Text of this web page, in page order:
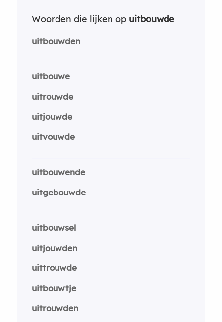
Woorden die lijken op uitbouwde
uitbouwden
uitbouwe
uitrouwde
uitjouwde
uitvouwde
uitbouwende
uitgebouwde
uitbouwsel
uitjouwden
uittrouwde
uitbouwtje
uitrouwden